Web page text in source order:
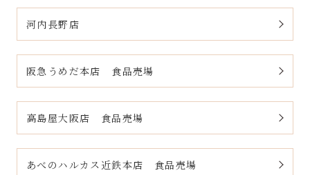
河内長野店
阪急うめだ本店 食品売場
高島屋大阪店 食品売場
あべのハルカス近鉄本店 食品売場